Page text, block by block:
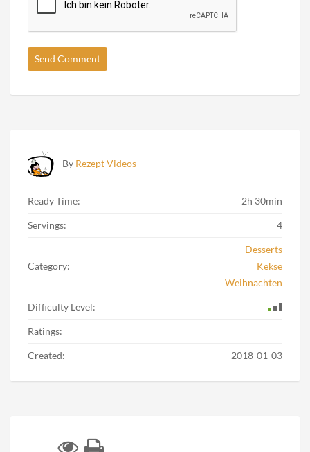
By Rezept Videos
Ready Time: 2h 30min
Servings: 4
Category:
Desserts
Kekse
Weihnachten
Difficulty Level:
Ratings:
Created: 2018-01-03